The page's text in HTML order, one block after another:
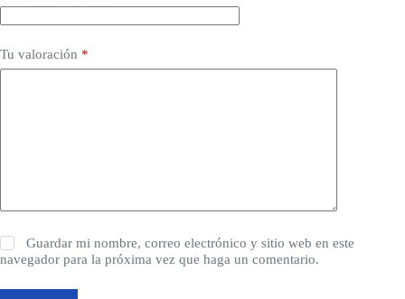
Tu valoración *
Guardar mi nombre, correo electrónico y sitio web en este
navegador para la próxima vez que haga un comentario.